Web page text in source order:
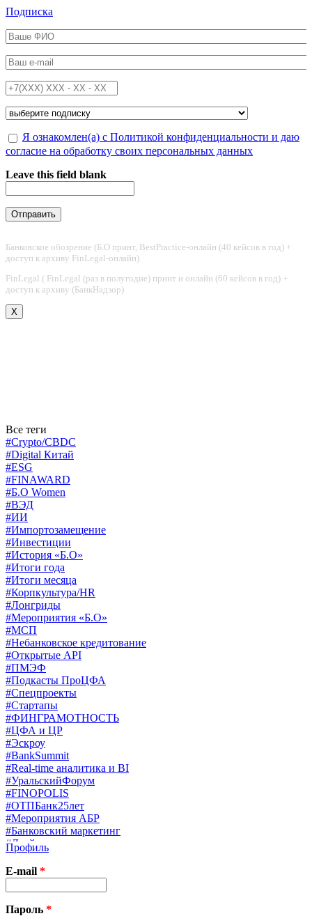
Перейти к основному содержанию
Подписка
ФИО*
Email*
Телефон*
Подписка на*
Обработка персональных данных*
Я ознакомлен(а) с Политикой конфиденциальности и даю
согласие на обработку своих персональных данных
Leave this field blank
Банковское обозрение (Б.О принт, BestPractice-онлайн (40 кейсов в год) +
доступ к архиву FinLegal-онлайн)
FinLegal ( FinLegal (раз в полугодие) принт и онлайн (60 кейсов в год) +
доступ к архиву (БанкНадзор)
X
Все теги
#Crypto/CBDC
#Digital Китай
#ESG
#FINAWARD
#Б.О Women
#ВЭД
#ИИ
#Импортозамещение
#Инвестиции
#История «Б.О»
#Итоги года
#Итоги месяца
#Корпкультура/HR
#Лонгриды
#Мероприятия «Б.О»
#МСП
#Небанковское кредитование
#Открытые API
#ПМЭФ
#Подкасты ПроЦФА
#Спецпроекты
#Стартапы
#ФИНГРАМОТНОСТЬ
#ЦФА и ЦР
#Эскроу
#BankSummit
#Real-time аналитика и BI
#УральскийФорум
#FINOPOLIS
#ОТПБанк25лет
#Мероприятия АБР
#Банковский маркетинг
#Драйверы страхования
#Финконгресс ЦБ
#PB&WM
#UX/CX
#Экосистемы
X
Профиль
E-mail *
Пароль *